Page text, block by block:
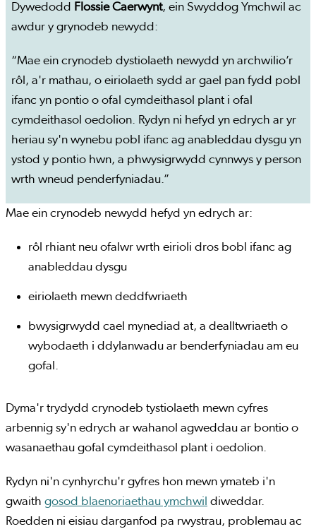
Dywedodd Flossie Caerwynt, ein Swyddog Ymchwil ac
awdur y grynodeb newydd:
“Mae ein crynodeb dystiolaeth newydd yn archwilio’r
rôl, a'r mathau, o eiriolaeth sydd ar gael pan fydd pobl
ifanc yn pontio o ofal cymdeithasol plant i ofal
cymdeithasol oedolion. Rydyn ni hefyd yn edrych ar yr
heriau sy'n wynebu pobl ifanc ag anableddau dysgu yn
ystod y pontio hwn, a phwysigrwydd cynnwys y person
wrth wneud penderfyniadau.”
Mae ein crynodeb newydd hefyd yn edrych ar:
rôl rhiant neu ofalwr wrth eirioli dros bobl ifanc ag
anableddau dysgu
eiriolaeth mewn deddfwriaeth
bwysigrwydd cael mynediad at, a dealltwriaeth o
wybodaeth i ddylanwadu ar benderfyniadau am eu
gofal.
Dyma'r trydydd crynodeb tystiolaeth mewn cyfres
arbennig sy'n edrych ar wahanol agweddau ar bontio o
wasanaethau gofal cymdeithasol plant i oedolion.
Rydyn ni'n cynhyrchu'r gyfres hon mewn ymateb i'n
gwaith gosod blaenoriaethau ymchwil diweddar.
Roedden ni eisiau darganfod pa rwystrau, problemau ac